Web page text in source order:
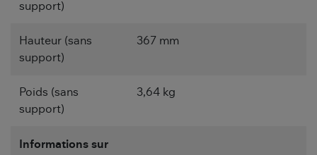
support)
Hauteur (sans
support)
367 mm
Poids (sans
support)
3,64 kg
Informations sur